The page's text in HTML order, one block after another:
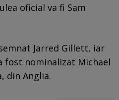
oficial va fi Sam
Jarred Gillett, iar
fost nominalizat Michael
din Anglia.